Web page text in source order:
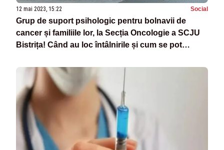
12 mai 2023, 15:22 Social
Grup de suport psihologic pentru bolnavii de
cancer și familiile lor, la Secția Oncologie a SCJU
Bistrița! Când au loc întâlnirile și cum se pot